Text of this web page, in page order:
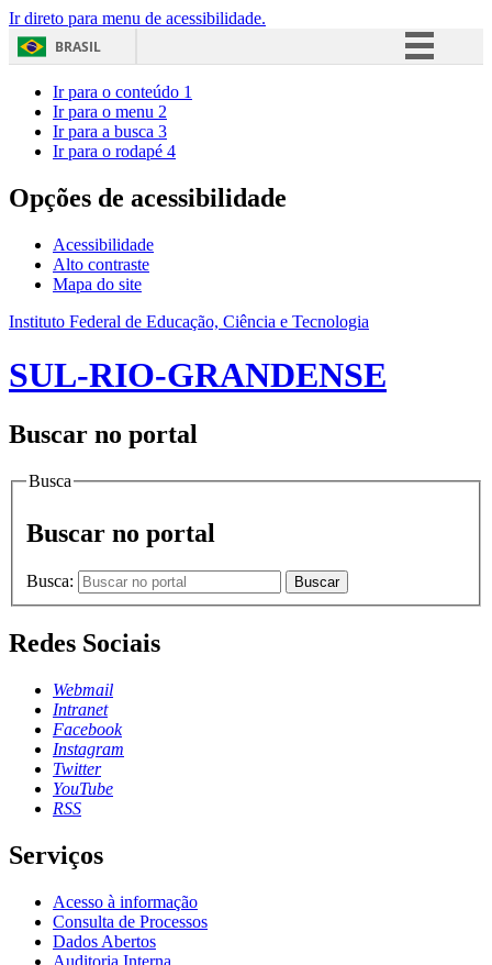
Ir direto para menu de acessibilidade.
BRASIL
Acesso à informação
Ir para o conteúdo 1
Ir para o menu 2
Ir para a busca 3
Ir para o rodapé 4
Opções de acessibilidade
Acessibilidade
Alto contraste
Mapa do site
Instituto Federal de Educação, Ciência e Tecnologia
SUL-RIO-GRANDENSE
Buscar no portal
Busca
Buscar no portal
Busca: Buscar
Redes Sociais
Webmail
Intranet
Facebook
Instagram
Twitter
YouTube
RSS
Serviços
Acesso à informação
Consulta de Processos
Dados Abertos
Auditoria Interna